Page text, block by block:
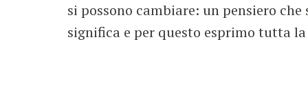
si possono cambiare: un pensiero
significa e per questo esprimo tutta